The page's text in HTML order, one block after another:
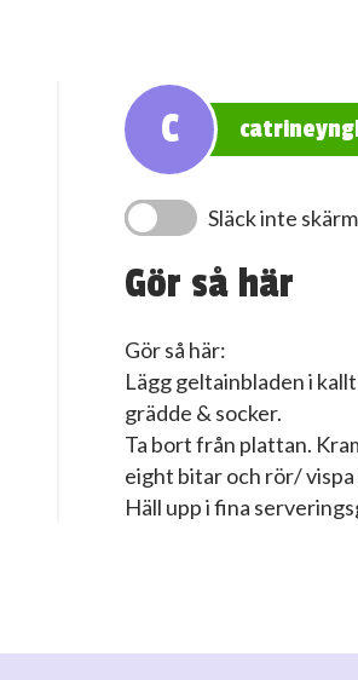
C
Släck inte
Gör så här
Gör så här:
Lägg geltainbladen i
grädde & socker.
Ta bort från plattan.
eight bitar och rör/
Häll upp i fina